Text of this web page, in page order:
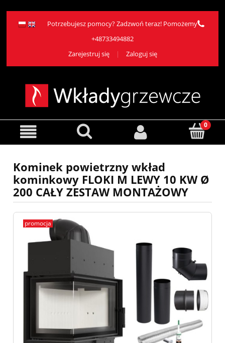
Potrzebujesz pomocy? Zadzwoń teraz! Pomożemy
+48733494882
Zarejestruj się
Zaloguj się
Kominek powietrzny wkład
kominkowy FLOKI M LEWY 10 KW Ø
200 CAŁY ZESTAW MONTAŻOWY
promocja